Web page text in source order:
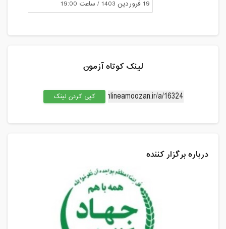
19 فروردین 1403 / ساعت 19:00
لینک کوتاه آزمون
کپی کردن لینک
درباره برگزار کننده